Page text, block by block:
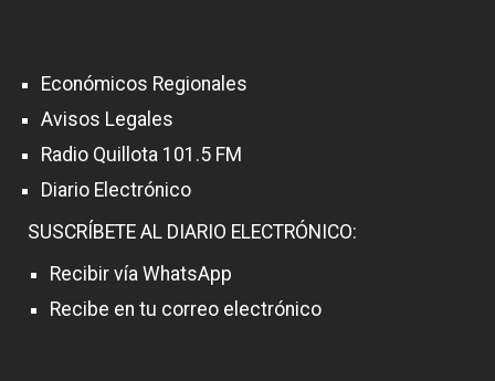
Económicos Regionales
Avisos Legales
Radio Quillota 101.5 FM
Diario Electrónico
SUSCRÍBETE AL DIARIO ELECTRÓNICO:
Recibir vía WhatsApp
Recibe en tu correo electrónico